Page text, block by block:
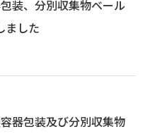
装、分別収集物ベール
ました
器包装及び分別収集物